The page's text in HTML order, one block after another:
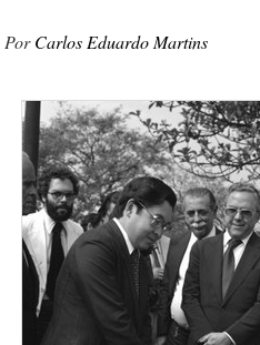
Carlos Eduardo Martins